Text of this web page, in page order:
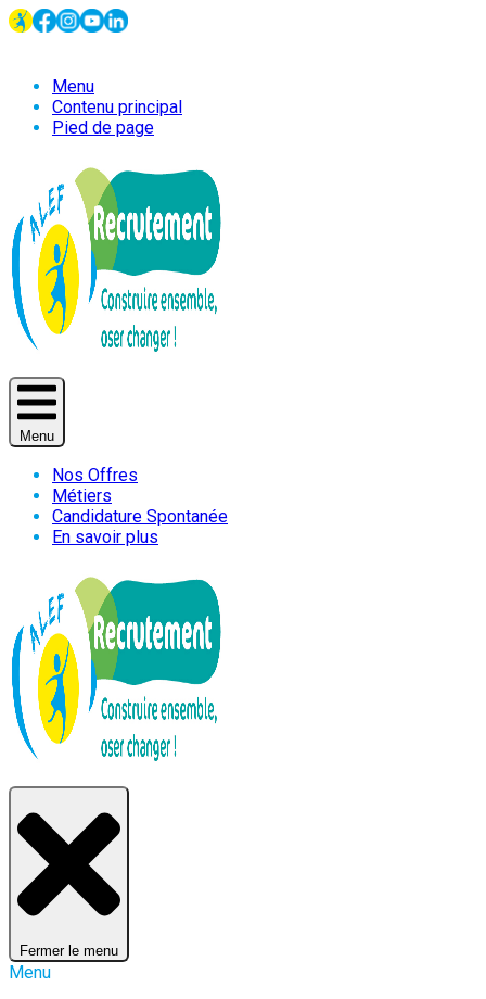
Menu
Contenu principal
Pied de page
Menu
Nos Offres
Métiers
Candidature Spontanée
En savoir plus
Fermer le menu
Menu